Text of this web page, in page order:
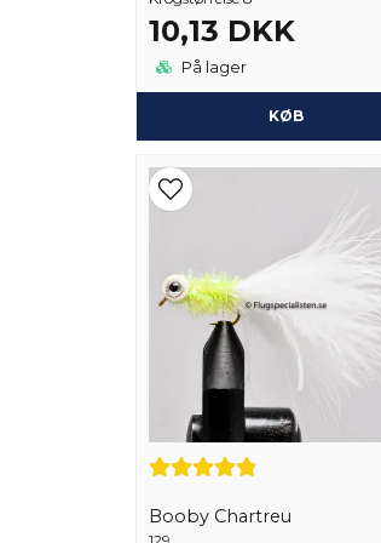
10,13 DKK
På lager
KØB
Booby Chartreu